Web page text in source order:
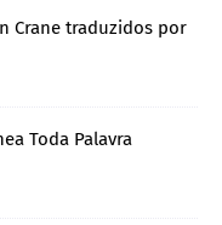
Crane traduzidos por
Toda Palavra